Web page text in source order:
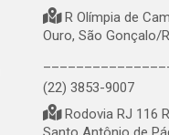
R Olímpia de
Ouro, São Gonçalo/
(22) 3853-9007
Rodovia RJ 116